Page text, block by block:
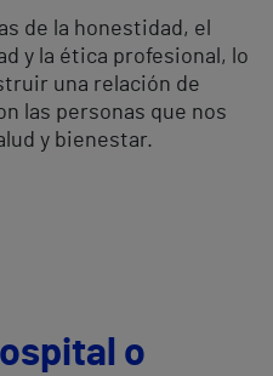
de la honestidad, el
y la ética profesional, lo
una relación de
las personas que nos
y bienestar.
o